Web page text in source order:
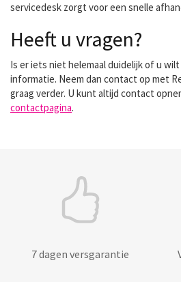
servicedesk zorgt voor een snelle
Heeft u vragen?
Is er iets niet helemaal duidelijk of u
informatie. Neem dan contact op met
graag verder. U kunt altijd contact
contactpagina.
7 dagen versgarantie